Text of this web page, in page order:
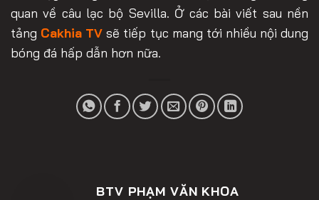
quan về câu lạc bộ Sevilla. Ở các bài viết sau nền
tảng Cakhia TV sẽ tiếp tục mang tới nhiều nội dung
bóng đá hấp dẫn hơn nữa.
BTV PHẠM VĂN KHOA